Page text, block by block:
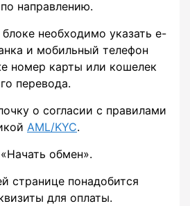
направлению.
необходимо указать e-
и мобильный телефон
номер карты или кошелек
перевода.
о согласии с правилами
AML/KYC.
обмен».
странице понадобится
для оплаты.